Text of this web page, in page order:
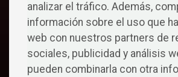
analizar el tráfico. Además,
información sobre el uso que
web con nuestros partners de
sociales, publicidad y análisis
pueden combinarla con otra